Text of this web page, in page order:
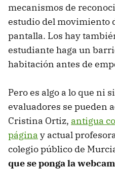
mecanismos de
estudio del movimiento
pantalla. Los hay
estudiante haga un
habitación antes de
Pero es algo a lo que ni
evaluadores se pueden
Cristina Ortiz, antigua
página y actual
colegio público de
que se ponga la